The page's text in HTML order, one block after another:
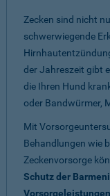
Zecken sind nicht
schwerwiegende
der Jahreszeit gibt
die Ihren Hund
oder Bandwürmer,
Mit
Behandlungen wie
Zeckenvorsorge
Schutz der